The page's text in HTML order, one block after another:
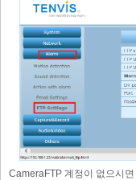
CameraFTP 계정이 없으시면